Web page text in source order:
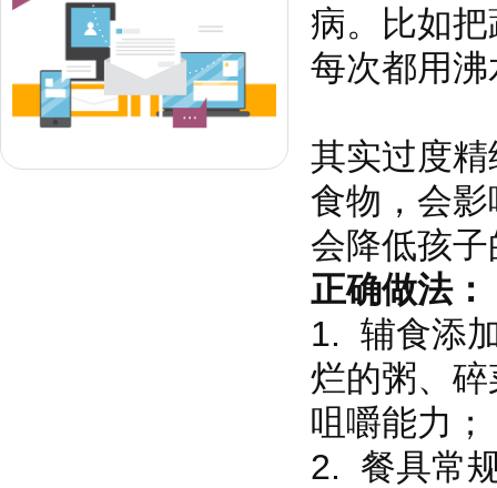
病。比如
每次都用
其实过度
食物，会
会降低孩
正确做法：
1. 辅食添
烂的粥、
咀嚼能力；
2. 餐具常